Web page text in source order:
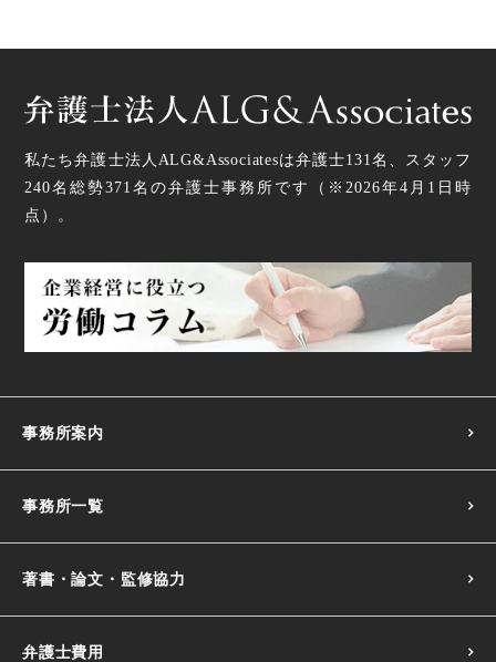
私たち弁護士法人ALG&Associatesは弁護士131名、スタッフ
240名総勢371 名の弁護士事務所です（ ※2026年4月1日時
点 ）。
事務所案内
事務所一覧
著書・論文・監修協力
弁護士費用